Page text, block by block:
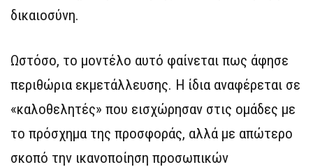
δικαιοσύνη.
Ωστόσο, το μοντέλο αυτό φαίνεται πως άφησε
περιθώρια εκμετάλλευσης. Η ίδια αναφέρεται σε
«καλοθελητές» που εισχώρησαν στις ομάδες με
το πρόσχημα της προσφοράς, αλλά με απώτερο
σκοπό την ικανοποίηση προσωπικών